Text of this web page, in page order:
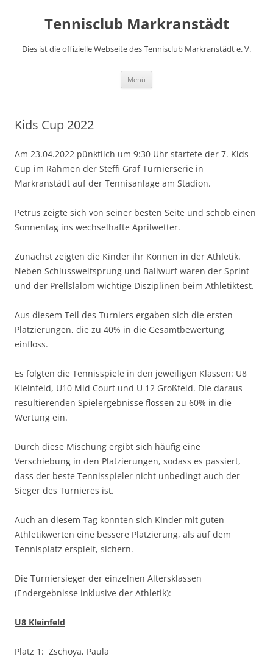
springenTennisclub Markranstädt
Dies ist die offizielle Webseite des Tennisclub Markranstädt e. V.
Menü
Kids Cup 2022
Am 23.04.2022 pünktlich um 9:30 Uhr startete der 7. Kids
Cup im Rahmen der Steffi Graf Turnierserie in
Markranstädt auf der Tennisanlage am Stadion.
Petrus zeigte sich von seiner besten Seite und schob einen
Sonnentag ins wechselhafte Aprilwetter.
Zunächst zeigten die Kinder ihr Können in der Athletik.
Neben Schlussweitsprung und Ballwurf waren der Sprint
und der Prellslalom wichtige Disziplinen beim Athletiktest.
Aus diesem Teil des Turniers ergaben sich die ersten
Platzierungen, die zu 40% in die Gesamtbewertung
einfloss.
Es folgten die Tennisspiele in den jeweiligen Klassen: U8
Kleinfeld, U10 Mid Court und U 12 Großfeld. Die daraus
resultierenden Spielergebnisse flossen zu 60% in die
Wertung ein.
Durch diese Mischung ergibt sich häufig eine
Verschiebung in den Platzierungen, sodass es passiert,
dass der beste Tennisspieler nicht unbedingt auch der
Sieger des Turnieres ist.
Auch an diesem Tag konnten sich Kinder mit guten
Athletikwerten eine bessere Platzierung, als auf dem
Tennisplatz erspielt, sichern.
Die Turniersieger der einzelnen Altersklassen
(Endergebnisse inklusive der Athletik):
U8 Kleinfeld
Platz 1: Zschoya, Paula